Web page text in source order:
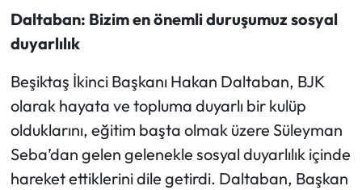
Daltaban: Bizim en önemli duruşumuz sosyal
duyarlılık
Beşiktaş İkinci Başkanı Hakan Daltaban, BJK
olarak hayata ve topluma duyarlı bir kulüp
olduklarını, eğitim başta olmak üzere Süleyman
Seba’dan gelen gelenekle sosyal duyarlılık içinde
hareket ettiklerini dile getirdi. Daltaban, Başkan